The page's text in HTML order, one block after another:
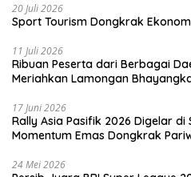
20 Juli 2026
Sport Tourism Dongkrak
11 Juli 2026
Ribuan Peserta dari Berbagai
Meriahkan Lamongan
17 Juni 2026
Rally Asia Pasifik 2026 Digelar di
Momentum Emas Dongkrak
24 Mei 2026